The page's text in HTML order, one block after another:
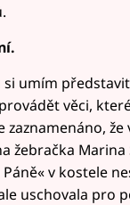
umím
věci,
zaznamenáno, že
žebračka
v kostele
uschovala pro